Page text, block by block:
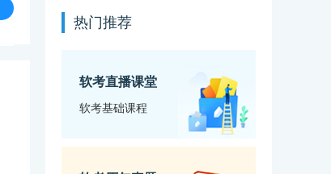
热门推荐
软考直播课堂
软考基础课程